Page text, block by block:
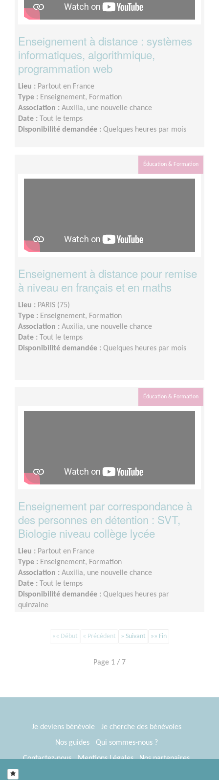
Enseignement à distance : systèmes
informatiques, algorithmique,
programmation web
Lieu : Partout en France
Type : Enseignement, Formation
Association : Auxilia, une nouvelle chance
Date :
Tout le temps
Disponibilité demandée : Quelques heures par mois
Éducation & Formation
Enseignement à distance pour remise
à niveau en français et en maths
Lieu : PARIS (75)
Type : Enseignement, Formation
Association : Auxilia, une nouvelle chance
Date :
Tout le temps
Disponibilité demandée : Quelques heures par mois
Éducation & Formation
Enseignement par correspondance à
des personnes en détention : SVT,
Biologie niveau collège lycée
Lieu : Partout en France
Type : Enseignement, Formation
Association : Auxilia, une nouvelle chance
Date :
Tout le temps
Disponibilité demandée : Quelques heures par
quinzaine
«« Début « Précédent » Suivant »» Fin
Page 1 / 7
Je deviens bénévole
Je cherche des bénévoles
Nos guides
Qui sommes-nous ?
Contactez-nous
Mentions Légales
Nos partenaires